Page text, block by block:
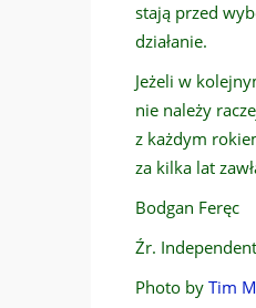
stają przed
działanie.
Jeżeli w
nie należy
z każdym
za kilka lat
Bodgan Feręc
Źr. Independent
Photo by Tim